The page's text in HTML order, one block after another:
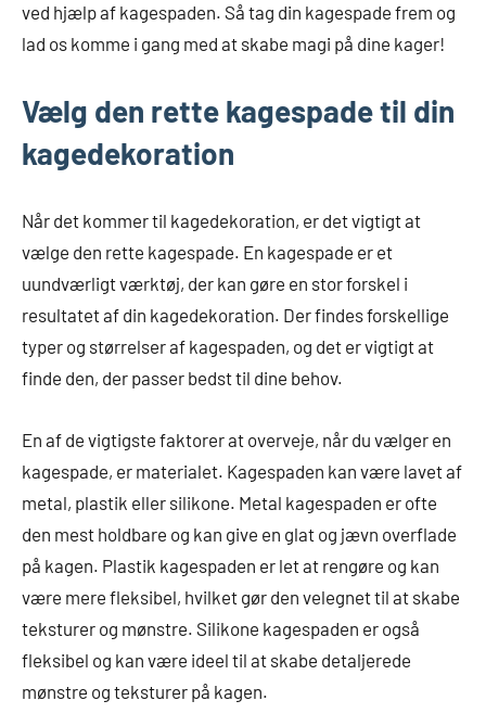
ved hjælp af kagespaden. Så tag din kagespade frem og
lad os komme i gang med at skabe magi på dine kager!
Vælg den rette kagespade til din
kagedekoration
Når det kommer til kagedekoration, er det vigtigt at
vælge den rette kagespade. En kagespade er et
uundværligt værktøj, der kan gøre en stor forskel i
resultatet af din kagedekoration. Der findes forskellige
typer og størrelser af kagespaden, og det er vigtigt at
finde den, der passer bedst til dine behov.
En af de vigtigste faktorer at overveje, når du vælger en
kagespade, er materialet. Kagespaden kan være lavet af
metal, plastik eller silikone. Metal kagespaden er ofte
den mest holdbare og kan give en glat og jævn overflade
på kagen. Plastik kagespaden er let at rengøre og kan
være mere fleksibel, hvilket gør den velegnet til at skabe
teksturer og mønstre. Silikone kagespaden er også
fleksibel og kan være ideel til at skabe detaljerede
mønstre og teksturer på kagen.